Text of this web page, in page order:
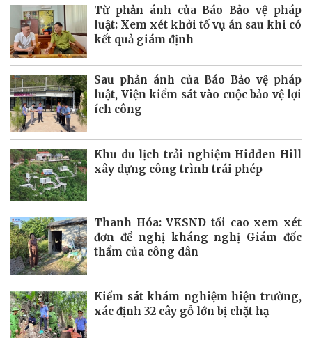
Từ phản ánh của Báo Bảo vệ pháp
luật: Xem xét khởi tố vụ án sau khi có
kết quả giám định
Sau phản ánh của Báo Bảo vệ pháp
luật, Viện kiểm sát vào cuộc bảo vệ lợi
ích công
Khu du lịch trải nghiệm Hidden Hill
xây dựng công trình trái phép
Thanh Hóa: VKSND tối cao xem xét
đơn đề nghị kháng nghị Giám đốc
thẩm của công dân
Kiểm sát khám nghiệm hiện trường,
xác định 32 cây gỗ lớn bị chặt hạ